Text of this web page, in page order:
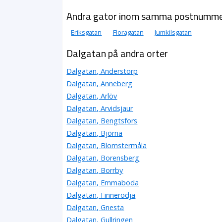
Andra gator inom samma
Eriksgatan Floragatan Jumkilsgatan
Dalgatan på andra orter
Dalgatan, Anderstorp
Dalgatan, Anneberg
Dalgatan, Arlöv
Dalgatan, Arvidsjaur
Dalgatan, Bengtsfors
Dalgatan, Björna
Dalgatan, Blomstermåla
Dalgatan, Borensberg
Dalgatan, Borrby
Dalgatan, Emmaboda
Dalgatan, Finnerödja
Dalgatan, Gnesta
Dalgatan, Gullringen